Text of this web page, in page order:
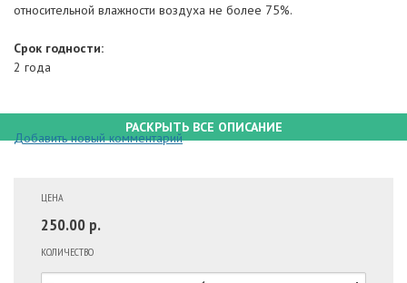
относительной влажности воздуха не более 75%.
Срок годности:
2 года
РАСКРЫТЬ ВСЕ ОПИСАНИЕ
Добавить новый комментарий
ЦЕНА
250.00 р.
КОЛИЧЕСТВО